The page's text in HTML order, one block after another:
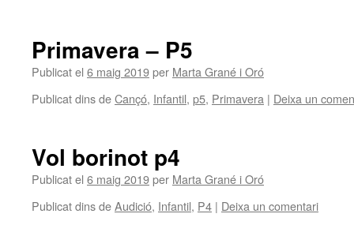
Primavera – P5
Publicat el 6 maig 2019per Marta Grané i Oró
Publicat dins deCançó, Infantil, p5, Primavera | Deixa un
Vol borinot p4
Publicat el 6 maig 2019per Marta Grané i Oró
Publicat dins deAudició, Infantil, P4 | Deixa un comentari